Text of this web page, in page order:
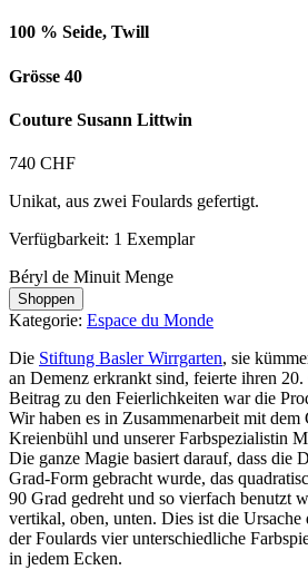
100 % Seide, Twill
Grösse 40
Couture Susann Littwin
740 CHF
Unikat, aus zwei Foulards gefertigt.
Verfügbarkeit: 1 Exemplar
Béryl de Minuit Menge
Shoppen
Kategorie: Espace du Monde
Die Stiftung Basler Wirrgarten, sie
an Demenz erkrankt sind, feierte ihren
Beitrag zu den Feierlichkeiten war die
Wir haben es in Zusammenarbeit mit dem
Kreienbühl und unserer Farbspezialistin
Die ganze Magie basiert darauf, dass die
Grad-Form gebracht wurde, das
90 Grad gedreht und so vierfach benutzt
vertikal, oben, unten. Dies ist die Ursache
der Foulards vier unterschiedliche
in jedem Ecken.